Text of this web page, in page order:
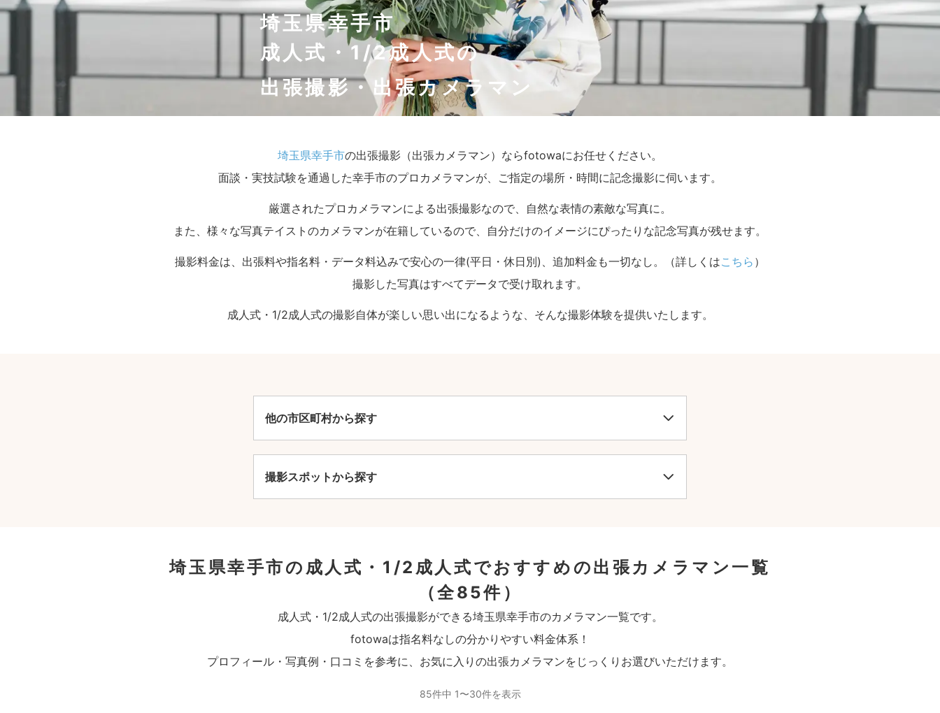
埼玉県幸手市
成人式・1/2成人式の
出張撮影・出張カメラマン
埼玉県幸手市の出張撮影（出張カメラマン）ならfotowaにお任せください。
面談・実技試験を通過した幸手市のプロカメラマンが、ご指定の場所・時間に記念撮影に伺います。
厳選されたプロカメラマンによる出張撮影なので、自然な表情の素敵な写真に。
また、様々な写真テイストのカメラマンが在籍しているので、自分だけのイメージにぴったりな記念写真が残せます。
撮影料金は、出張料や指名料・データ料込みで安心の一律(平日・休日別)、追加料金も一切なし。（詳しくはこちら ）
撮影した写真はすべてデータで受け取れます。
成人式・1/2成人式の撮影自体が楽しい思い出になるような、そんな撮影体験を提供いたします。
他の市区町村から探す
撮影スポットから探す
埼玉県幸手市の成人式・1/2成人式でおすすめの出張カメラマン一覧
（全85件）
成人式・1/2成人式の出張撮影ができる埼玉県幸手市のカメラマン一覧です。
fotowaは指名料なしの分かりやすい料金体系！
プロフィール・写真例・口コミを参考に、お気に入りの出張カメラマンをじっくりお選びいただけます。
85件中 1〜30件を表示